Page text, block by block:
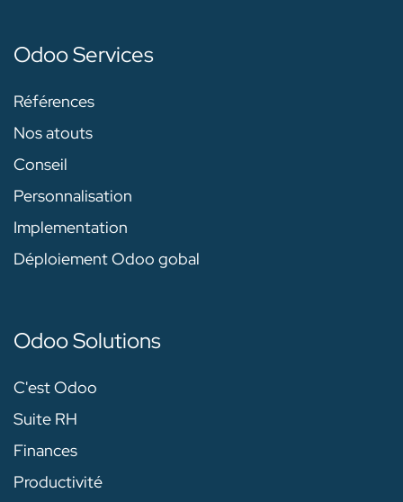
Odoo Services
Références
Nos atouts
Conseil
Personnalisation
Implementation
Déploiement Odoo gobal
Odoo Solutions
C'est Odoo
Suite RH
Finances
Productivité